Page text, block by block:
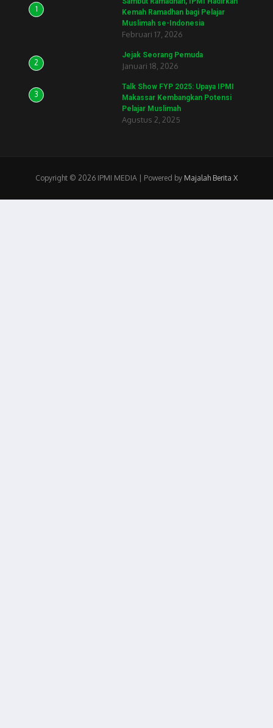
1
Kemah Ramadhan bagi Pelajar
Muslimah se-Indonesia
Februari 17, 2026
2
Jejak Seorang Pemuda
Januari 18, 2026
3
Talk Show FYP 2025: Upaya IPMI
Makassar Kembangkan Potensi
Pelajar Muslimah
Agustus 2, 2025
Copyright © 2026 IPMI MEDIA | Powered by Majalah Berita X